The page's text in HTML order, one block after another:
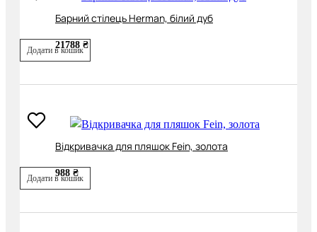
Барний стілець Herman, білий дуб
21788 ₴
Додати в кошик
Відкривачка для пляшок Fein, золота
988 ₴
Додати в кошик